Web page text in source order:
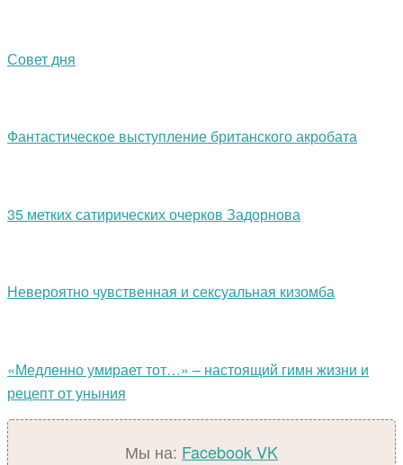
Совет дня
Фантастическое выступление британского акробата
35 метких сатирических очерков Задорнова
Невероятно чувственная и сексуальная кизомба
«Медленно умирает тот…» – настоящий гимн жизни и
рецепт от уныния
Мы на: FacebookVK